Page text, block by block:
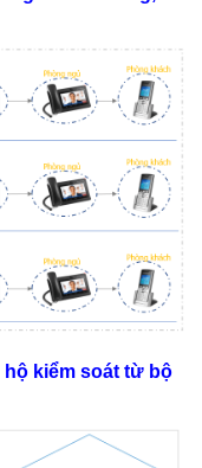
hộ kiểm soát từ bộ